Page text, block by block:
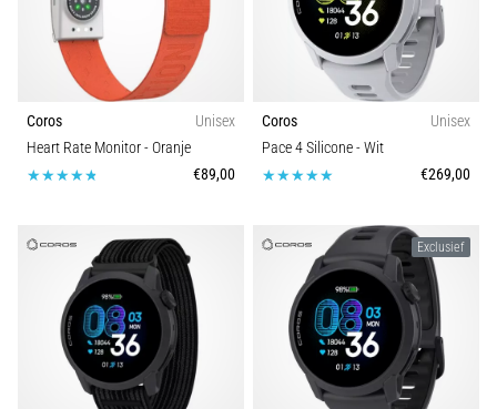
hielpijn
tijdens
Een
van
voorkomende
oorzaken
fasciitis…
5. 8. 2026
Coros
Unisex
Heart Rate Monitor- Oranje
€89,00
Coros
Unisex
Pace 4 Silicone- Wit
€269,00
Exclusief